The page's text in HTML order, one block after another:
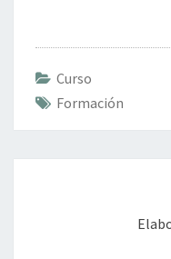
Curso
Formación